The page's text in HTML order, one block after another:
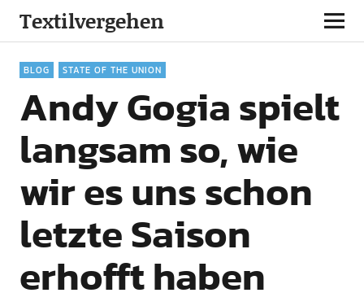
Textilvergehen
BLOG STATE OF THE UNION
Andy Gogia spielt
langsam so, wie
wir es uns schon
letzte Saison
erhofft haben